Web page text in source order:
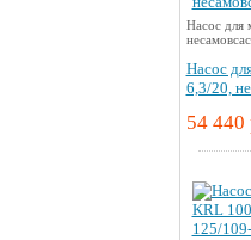
Насос для
Насос
6,3/20,
54 440